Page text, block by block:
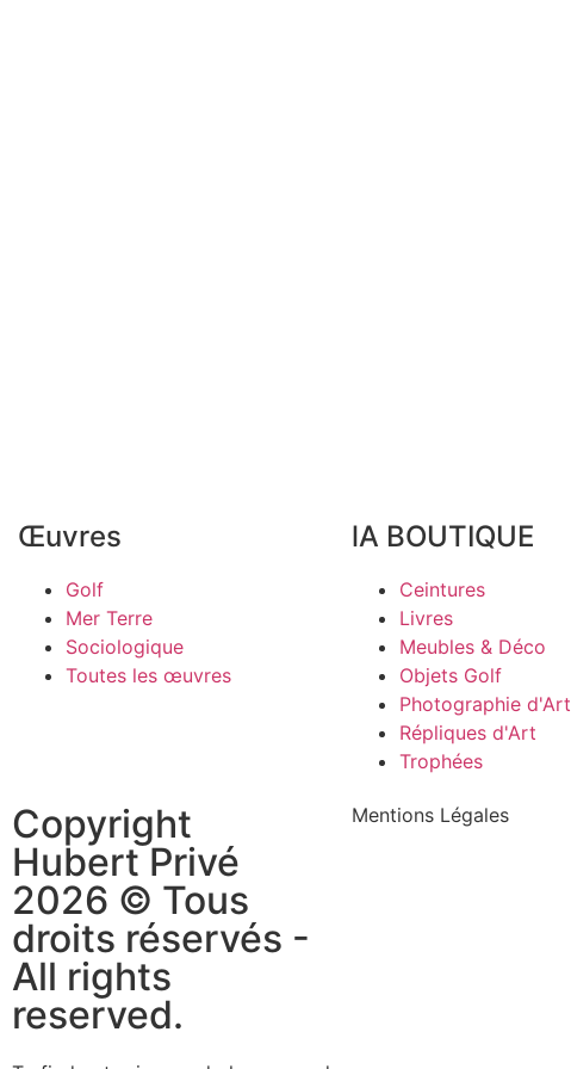
Œuvres
Golf
Mer Terre
Sociologique
Toutes les œuvres
lA BOUTIQUE
Ceintures
Livres
Meubles & Déco
Objets Golf
Photographie d'Art
Répliques d'Art
Trophées
Copyright
Hubert Privé
2026 © Tous
droits réservés -
All rights
reserved.
Mentions Légales